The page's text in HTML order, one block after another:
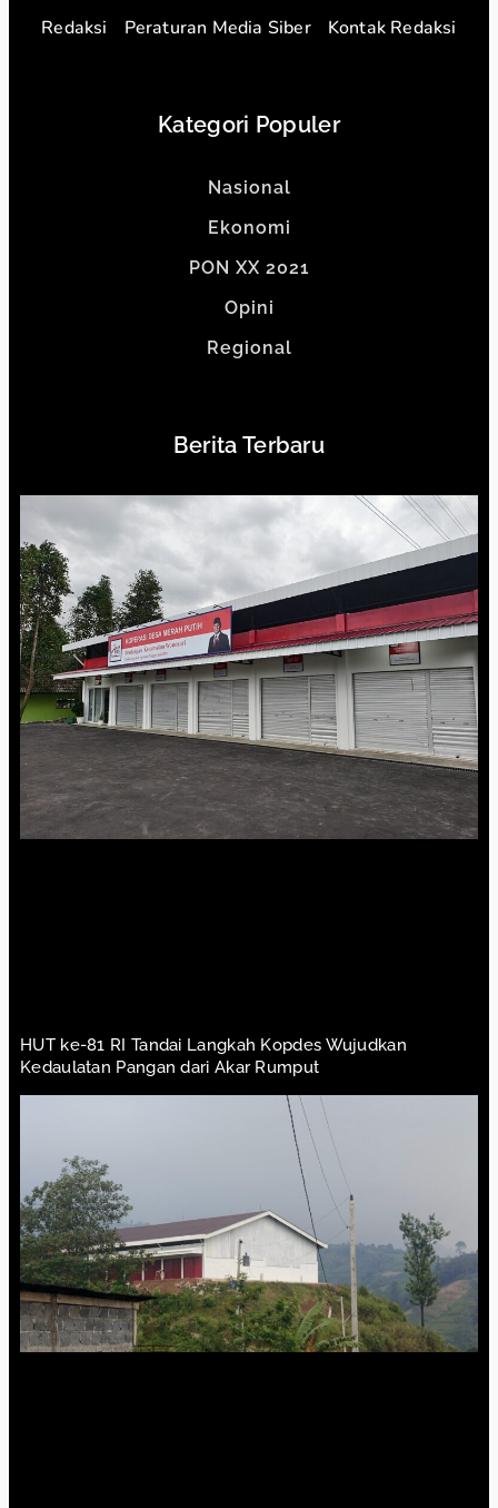
Redaksi Peraturan Media Siber Kontak Redaksi
Kategori Populer
Nasional
Ekonomi
PON XX 2021
Opini
Regional
Berita Terbaru
HUT ke-81 RI Tandai Langkah Kopdes Wujudkan
Kedaulatan Pangan dari Akar Rumput